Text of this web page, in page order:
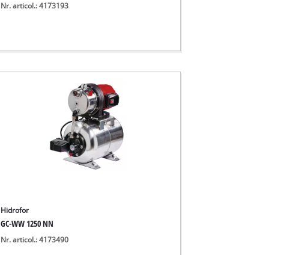
Nr. articol.: 4173193
Hidrofor
GC-WW 1250 NN
Nr. articol.: 4173490